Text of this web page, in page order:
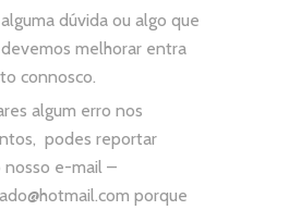
dúvida ou algo que
melhorar entra
connosco.
algum erro nos
podes reportar
nosso e-mail –
porque